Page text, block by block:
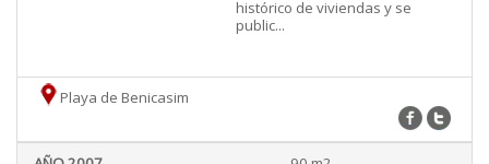
histórico de viviendas y se
public...
Playa de Benicasim